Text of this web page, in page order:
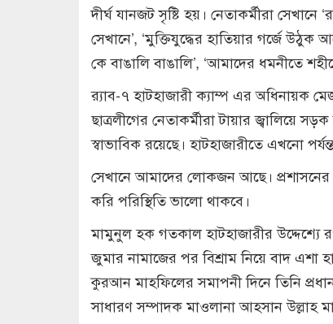
দীর্ঘ যানজট সৃষ্টি হয়। নেতাকর্মীরা
সেখানে’, ‘মুক্তিযুদ্ধের হাতিয়ার গর্জে
কে বাঙালি বাঙালি’, ‘আমাদের ধমনীতে
র‌্যাব-৭ হাটহাজারী ক্যাম্প এর অধিনায়ক
ছাত্রলীগের নেতাকর্মীরা টায়ার জ্বালিয়ে
স্বাভাবিক রয়েছে। হাটহাজারীতে এখনো
সেখানে আমাদের লোকজন আছে।
করি পরিস্থিতি ভালো থাকবে।
মামুনুল হক গতকাল হাটহাজারীর উদ্দেশ্যে
জুমার নামাজের পর বিশ্রাম নিয়ে বাদ এশা
কুরআন মাহফিলের সমাপনী দিনে তিনি
সাধারণ সম্পাদক মাওলানা আহসান উল্লাহ